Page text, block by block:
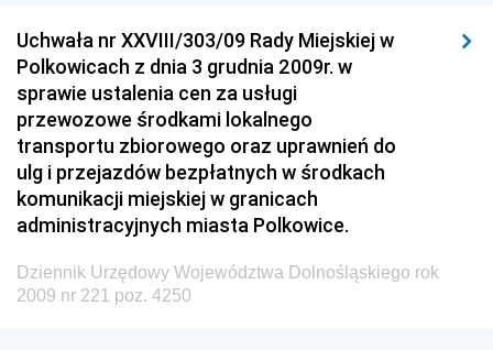
Dziennik Urzędowy Ministra Rozwoju
Dziennik Urzędowy Ministra Infrastruktury i
Budownictwa
Dziennik Urzędowy Ministra Gospodarki Morskiej i
Żeglugi Śródlądowej
Dziennik Urzędowy Ministra Energii
Dziennik Urzędowy Ministra Sprawiedliwości
Uchwała nr XXVIII/303/09 Rady Miejskiej w
Polkowicach z dnia 3 grudnia 2009r. w
sprawie ustalenia cen za usługi
przewozowe środkami lokalnego
transportu zbiorowego oraz uprawnień do
ulg i przejazdów bezpłatnych w środkach
komunikacji miejskiej w granicach
administracyjnych miasta Polkowice.
Dziennik Urzędowy Województwa Dolnośląskiego rok
2009 nr 221 poz. 4250